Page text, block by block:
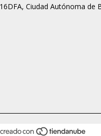
Ciudad Autónoma de